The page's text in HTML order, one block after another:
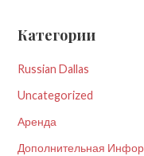
Категории
Russian Dallas
Uncategorized
Аренда
Дополнительная